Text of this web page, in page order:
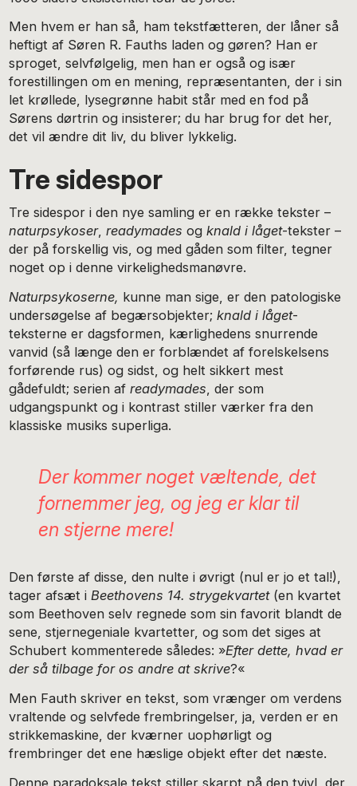
Men hvem er han så, ham tekstfætteren, der låner så
heftigt af Søren R. Fauths laden og gøren? Han er
sproget, selvfølgelig, men han er også og især
forestillingen om en mening, repræsentanten, der i sin
let krøllede, lysegrønne habit står med en fod på
Sørens dørtrin og insisterer; du har brug for det her,
det vil ændre dit liv, du bliver lykkelig.
Tre sidespor
Tre sidespor i den nye samling er en række tekster –
naturpsykoser,readymades ogknald i låget-tekster –
der på forskellig vis, og med gåden som filter, tegner
noget op i denne virkelighedsmanøvre.
Naturpsykoserne, kunne man sige, er den patologiske
undersøgelse af begærsobjekter;knald i låget-
teksterne er dagsformen, kærlighedens snurrende
vanvid (så længe den er forblændet af forelskelsens
forførende rus) og sidst, og helt sikkert mest
gådefuldt; serien afreadymades , der som
udgangspunkt og i kontrast stiller værker fra den
klassiske musiks superliga.
Der kommer noget væltende, det
fornemmer jeg, og jeg er klar til
en stjerne mere!
Den første af disse, den nulte i øvrigt (nul er jo et tal!),
tager afsæt iBeethovens 14. strygekvartet(en kvartet
som Beethoven selv regnede som sin favorit blandt de
sene, stjernegeniale kvartetter, og som det siges at
Schubert kommenterede således: »Efter dette, hvad er
der så tilbage for os andre at skrive?«
Men Fauth skriver en tekst, som vrænger om verdens
vraltende og selvfede frembringelser, ja, verden er en
strikkemaskine, der kværner uophørligt og
frembringer det ene hæslige objekt efter det næste.
Denne paradoksale tekst stiller skarpt på den tvivl, der